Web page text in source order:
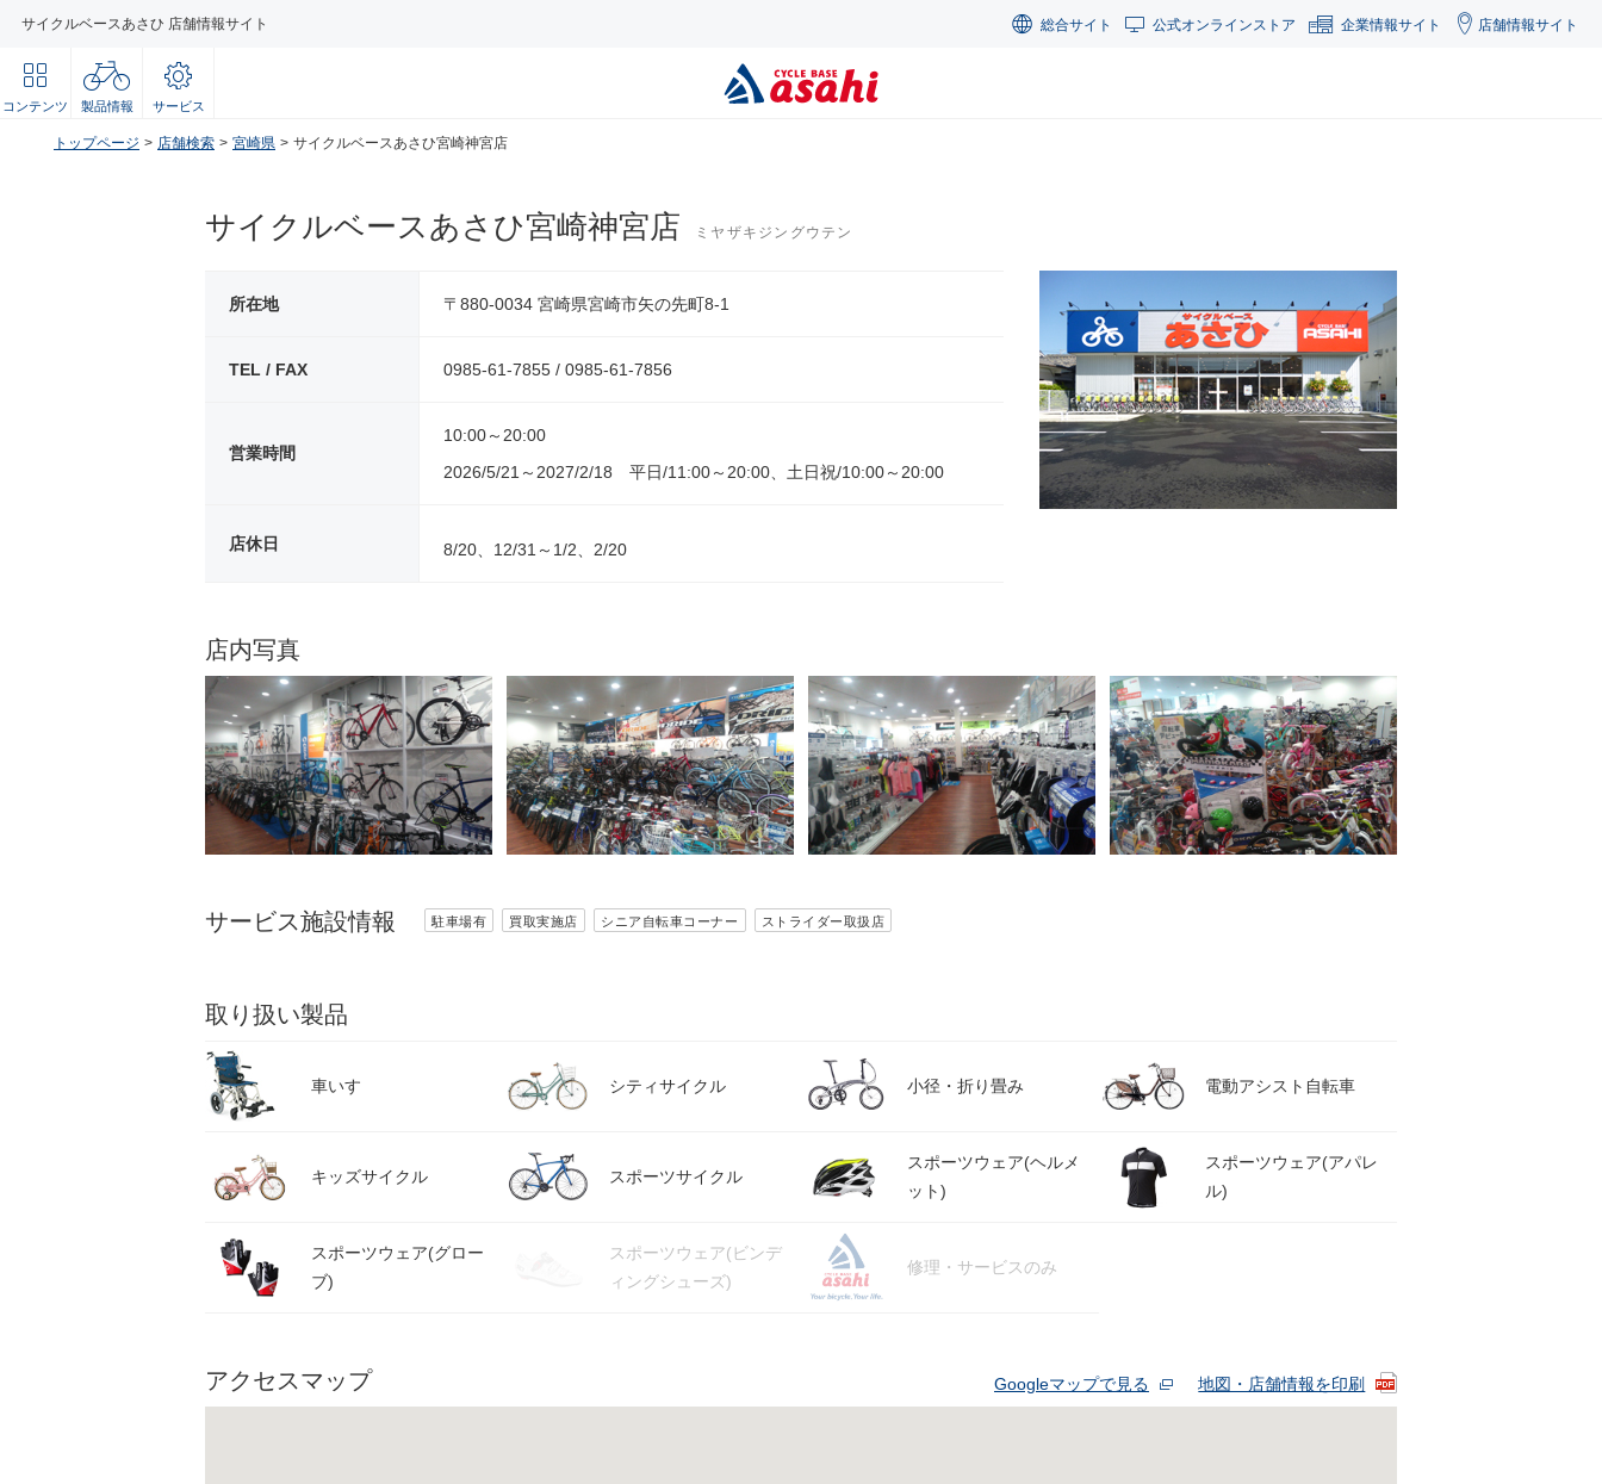
サイクルベースあさひ 店舗情報サイト 総合サイト 公式オンラインストア 企業情報サイト 店舗情報サイト
コンテンツ 製品情報 サービス
トップページ 店舗検索 宮崎県 サイクルベースあさひ宮崎神宮店
サイクルベースあさひ宮崎神宮店 ミヤザキジングウテン
所在地 〒880-0034 宮崎県宮崎市矢の先町8-1
TEL / FAX 0985-61-7855 / 0985-61-7856
営業時間
10:00～20:00
2026/5/21～2027/2/18 平日/11:00～20:00、土日祝/10:00～20:00
店休日 8/20、12/31～1/2、2/20
店内写真
サービス施設情報 駐車場有 買取実施店 シニア自転車コーナー ストライダー取扱店
取り扱い製品
車いす シティサイクル 小径・折り畳み 電動アシスト自転車
キッズサイクル スポーツサイクル
スポーツウェア(ヘルメ
ット)
スポーツウェア(アパレ
ル)
スポーツウェア(グロー
ブ)
スポーツウェア(ビンデ
ィングシューズ)
修理・サービスのみ
アクセスマップ Googleマップで見る 地図・店舗情報を印刷